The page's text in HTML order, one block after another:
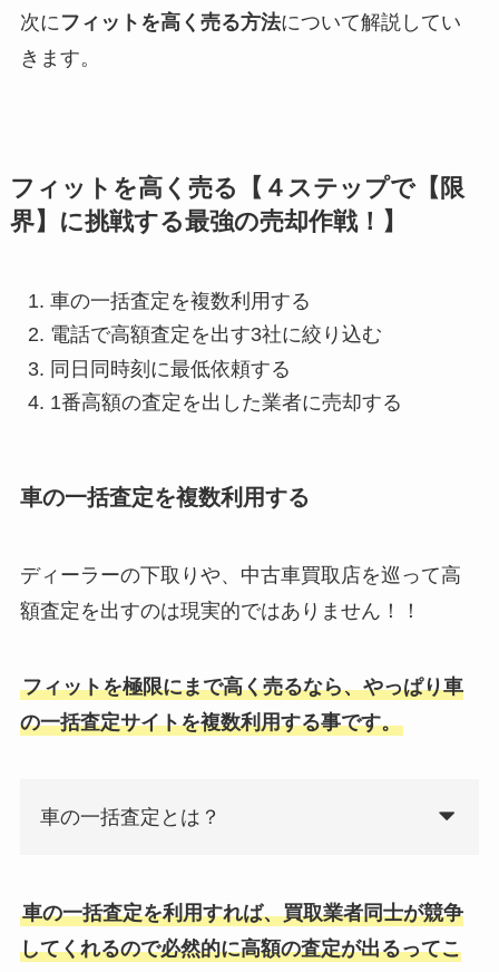
次に フィットを高く売る方法について解説してい
きます。
フィットを高く売る【４ステップで【限
界】に挑戦する最強の売却作戦！】
車の一括査定を複数利用する
電話で高額査定を出す3社に絞り込む
同日同時刻に最低依頼する
1番高額の査定を出した業者に売却する
車の一括査定を複数利用する
ディーラーの下取りや、中古車買取店を巡って高
額査定を出すのは現実的ではありません！！
フィットを極限にまで高く売るなら、やっぱり車
の一括査定サイトを複数利用する事です。
車の一括査定とは？
車の一括査定を利用すれば、買取業者同士が競争
してくれるので必然的に高額の査定が出るってこ